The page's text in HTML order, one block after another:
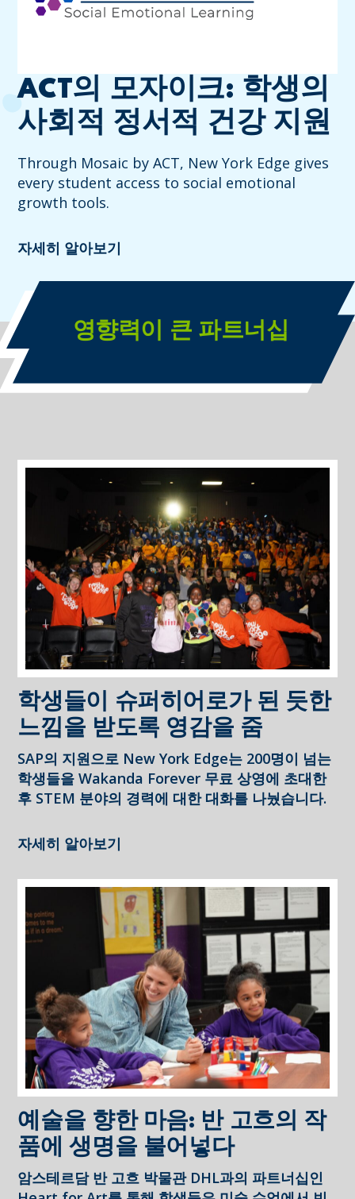
ACT의 모자이크: 학생의
사회적 정서적 건강 지원
Through Mosaic by ACT, New York Edge gives
every student access to social emotional
growth tools.
자세히 알아보기
영향력이 큰 파트너십
학생들이 슈퍼히어로가 된 듯한
느낌을 받도록 영감을 줌
SAP의 지원으로 New York Edge는 200명이 넘는
학생들을 Wakanda Forever 무료 상영에 초대한
후 STEM 분야의 경력에 대한 대화를 나눴습니다.
자세히 알아보기
예술을 향한 마음: 반 고흐의 작
품에 생명을 불어넣다
암스테르담 반 고흐 박물관 DHL과의 파트너십인